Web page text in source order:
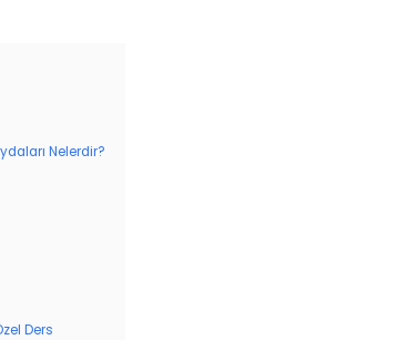
Nelerdir?
Ders